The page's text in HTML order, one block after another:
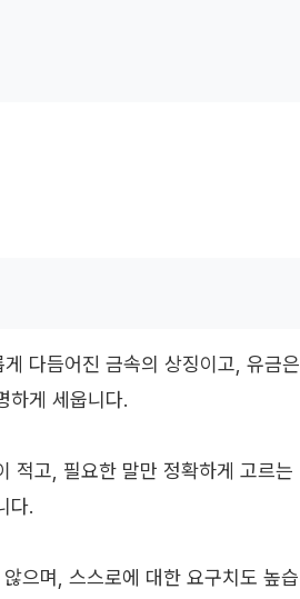
다듬어진 금속의 상징이고, 유금은
하게 세웁니다.
적고, 필요한 말만 정확하게 고르는
다.
으며, 스스로에 대한 요구치도 높습